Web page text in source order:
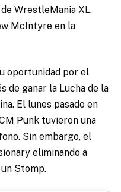
WrestleMania XL,
McIntyre en la
oportunidad por el
de ganar la Lucha de la
El lunes pasado en
Punk tuvieron una
Sin embargo, el
eliminando a
Stomp.